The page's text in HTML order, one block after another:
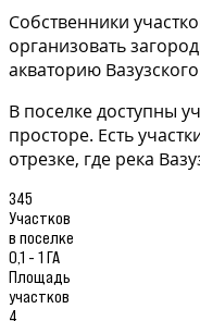
Собственники
организовать
акваторию
В поселке доступны
просторе. Есть
отрезке, где река
345
Участков
в поселке
0,1 - 1 ГА
Площадь
участков
4